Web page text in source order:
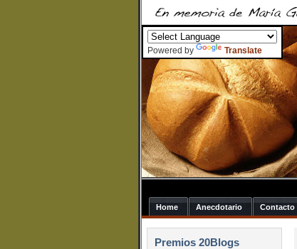
Powered by Translate
Home Anecdotario Contacto
Premios 20Blogs